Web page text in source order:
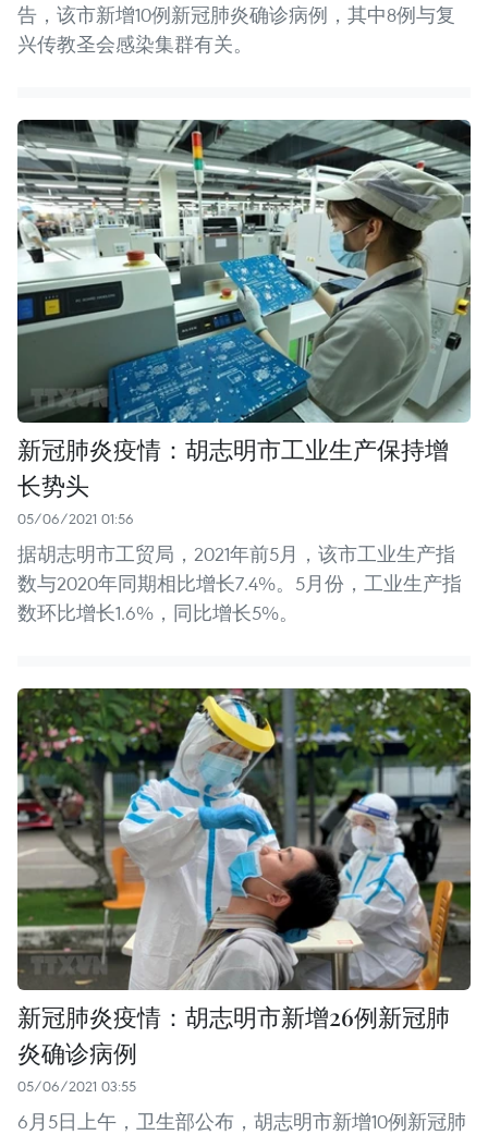
告，该市新增10例新冠肺炎确诊病例，其中8例与复
兴传教圣会感染集群有关。
新冠肺炎疫情：胡志明市工业生产保持增
长势头
05/06/2021 01:56
据胡志明市工贸局，2021年前5月，该市工业生产指
数与2020年同期相比增长7.4%。5月份，工业生产指
数环比增长1.6%，同比增长5%。
新冠肺炎疫情：胡志明市新增26例新冠肺
炎确诊病例
05/06/2021 03:55
6月5日上午，卫生部公布，胡志明市新增10例新冠肺